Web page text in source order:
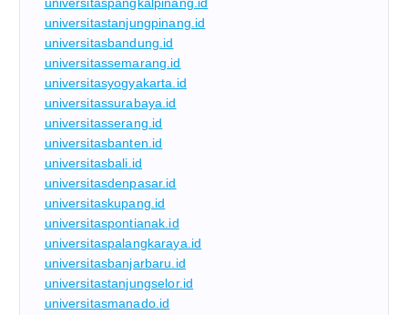
universitastanjungpinang.id
universitasbandung.id
universitassemarang.id
universitasyogyakarta.id
universitassurabaya.id
universitasserang.id
universitasbanten.id
universitasbali.id
universitasdenpasar.id
universitaskupang.id
universitaspontianak.id
universitaspalangkaraya.id
universitasbanjarbaru.id
universitastanjungselor.id
universitasmanado.id